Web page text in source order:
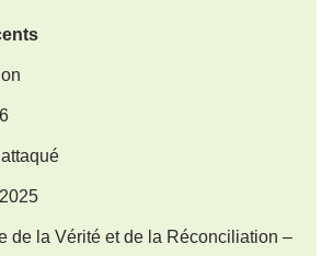
de la Vérité et de la Réconciliation –